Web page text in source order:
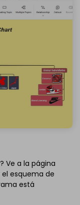
Ve a la página
esquema de
está